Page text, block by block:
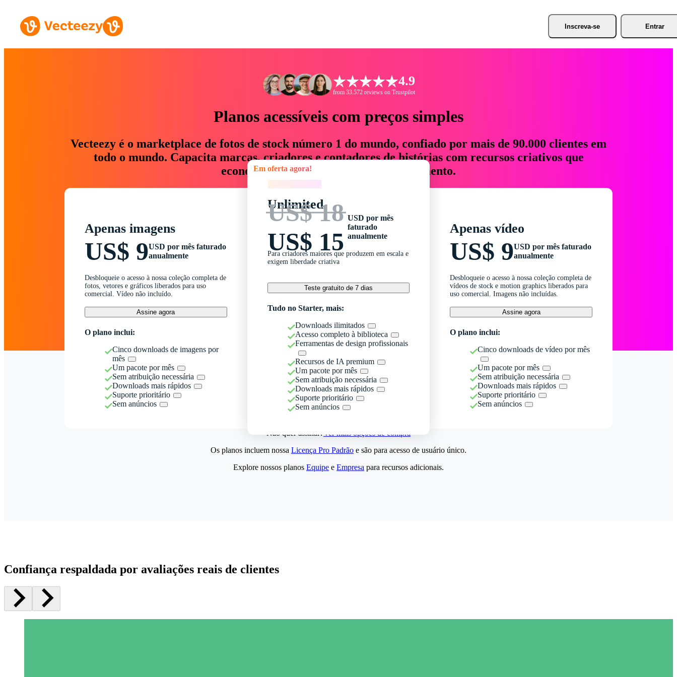
Inscreva-se Entrar
4.9
from 33.572 reviews on Trustpilot
Planos acessíveis com preços simples
Vecteezy é o marketplace de fotos de stock número 1 do mundo, confiado por mais de 90.000 clientes em
todo o mundo. Capacita marcas, criadores e contadores de histórias com recursos criativos que
economizam até 76% em tempo e orçamento.
Apenas imagens
US$ 9USD por mês faturado
anualmente
Desbloqueie o acesso à nossa coleção completa de
fotos, vetores e gráficos liberados para uso
comercial. Vídeo não incluído.
Assine agora
O plano inclui:
Cinco downloads de imagens por
mês
Um pacote por mês
Sem atribuição necessária
Downloads mais rápidos
Suporte prioritário
Sem anúncios
Em oferta agora!
Unlimited
US$ 18
US$ 15
USD por mês
faturado
anualmente
Para criadores maiores que produzem em escala e
exigem liberdade criativa
Teste gratuito de 7 dias
Tudo no Starter, mais:
Downloads ilimitados
Acesso completo à biblioteca
Ferramentas de design profissionais
Recursos de IA premium
Um pacote por mês
Sem atribuição necessária
Downloads mais rápidos
Suporte prioritário
Sem anúncios
Apenas vídeo
US$ 9USD por mês faturado
anualmente
Desbloqueie o acesso à nossa coleção completa de
vídeos de stock e motion graphics liberados para
uso comercial. Imagens não incluídas.
Assine agora
O plano inclui:
Cinco downloads de vídeo por mês
Um pacote por mês
Sem atribuição necessária
Downloads mais rápidos
Suporte prioritário
Sem anúncios
Não quer assinar?Ver mais opções de compra
Os planos incluem nossa Licença Pro Padrão e são para acesso de usuário único.
Explore nossos planos Equipe e Empresa para recursos adicionais.
Confiança respaldada por avaliações reais de clientes